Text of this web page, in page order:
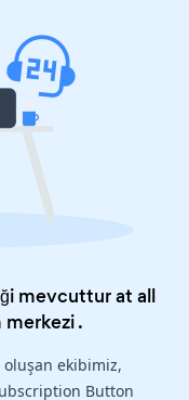
mevcuttur at all
merkezi.
ekibimiz,
Button